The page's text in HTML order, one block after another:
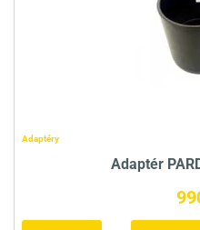
Adaptéry
Adaptér